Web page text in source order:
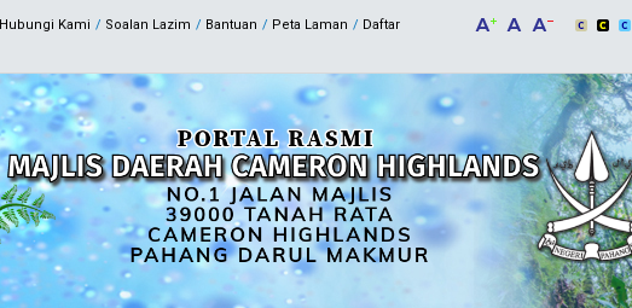
Hubungi Kami Soalan Lazim Bantuan Peta Laman Daftar